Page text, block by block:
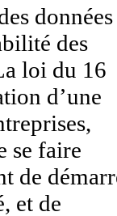
données
des
loi du 16
d’une
se faire
de
et de